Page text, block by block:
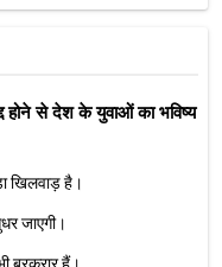
होने से देश के युवाओं का भविष्य
खिलवाड़ है।
जाएगी।
बरकरार हैं।